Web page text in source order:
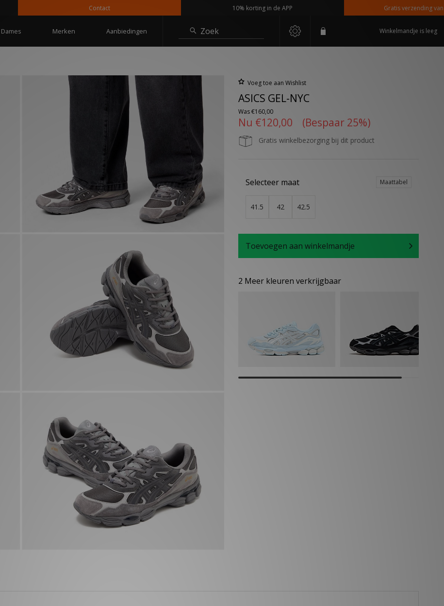
Contact 10% korting in de APP Gratis verzending vanaf
Dames Merken Aanbiedingen Zoek Winkelmandje is leeg
Voeg toe aan Wishlist
ASICS GEL-NYC
Was€160,00
Nu €120,00 (Bespaar 25%)
Gratis winkelbezorging bij dit product
Selecteer maat Maattabel
41.5 42 42.5
Toevoegen aan winkelmandje
2 Meer kleuren verkrijgbaar